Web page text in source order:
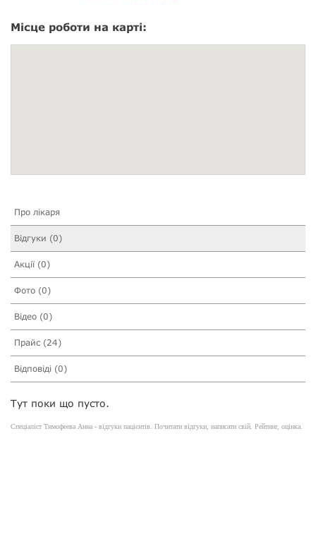
Місце роботи на карті:
Про лікаря
Відгуки (0)
Акції (0)
Фото (0)
Відео (0)
Прайс (24)
Відповіді (0)
Тут поки що пусто.
Спеціаліст Тимофеева Анна - відгуки пацієнтів. Почитати відгуки, написати свій. Рейтинг, оцінка.